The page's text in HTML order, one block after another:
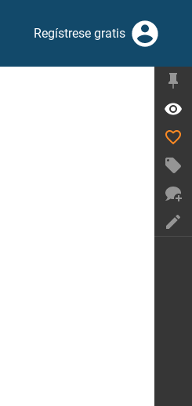
Regístrese gratis